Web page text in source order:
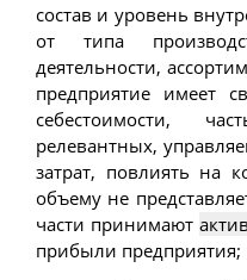
состав и уровень
от типа
деятельности,
предприятие имеет
себестоимости,
релевантных,
затрат, повлиять на
объему не
части принимают
прибыли предприятия;